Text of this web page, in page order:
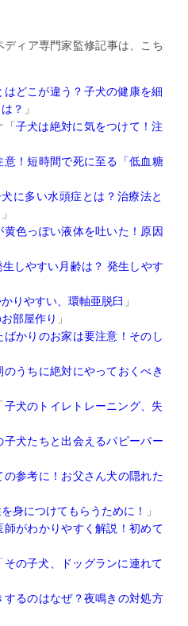
ィア専門家監修記事は、こち
はどこが違う？ 子犬の健康を細
？ 」
子犬は絶対に気をつけて！注
意！短時間で死に至る「低血糖
に多い水頭症とは？ 治療法と
」
黄色っぽい液体を吐いた！原因
しやすい月齢は？ 発生しやす
りやすい、環軸亜脱臼 」
部屋作り 」
ばかりのお家は要注意！そのし
のうちに絶対にやっておくべき
子犬のトイレトレーニング、 失
子犬たちと出会えるパピーパー
の参考に！お父さん犬の隠れた
身につけてもらうために！
」
師がわかりやすく解説！初めて
その子犬、
ドッグランに連れて
するのはなぜ？夜鳴きの対処方